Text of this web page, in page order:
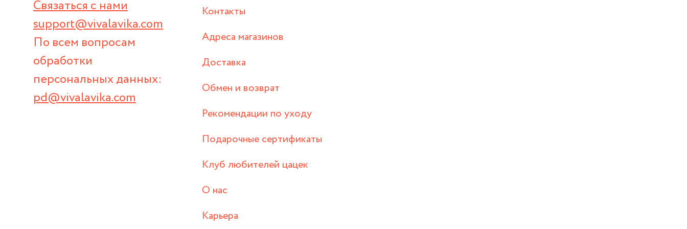
Связаться с нами
support@vivalavika.com
По всем вопросам
обработки
персональных данных:
pd@vivalavika.com
Контакты
Адреса магазинов
Доставка
Обмен и возврат
Рекомендации по уходу
Подарочные сертификаты
Клуб любителей цацек
О нас
Карьера